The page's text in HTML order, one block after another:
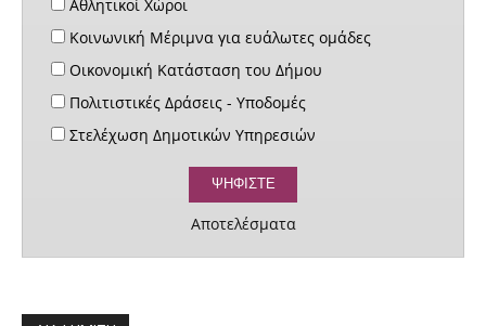
Αθλητικοί Χώροι
Κοινωνική Μέριμνα για ευάλωτες ομάδες
Οικονομική Κατάσταση του Δήμου
Πολιτιστικές Δράσεις - Υποδομές
Στελέχωση Δημοτικών Υπηρεσιών
Αποτελέσματα